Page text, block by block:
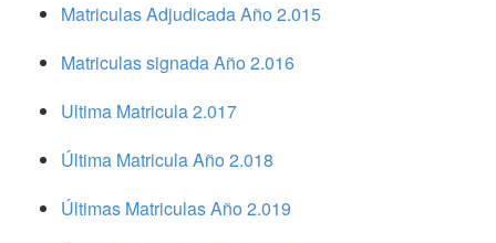
Matriculas Adjudicada Año 2.015
Matriculas signada Año 2.016
Ultima Matricula 2.017
Última Matricula Año 2.018
Últimas Matriculas Año 2.019